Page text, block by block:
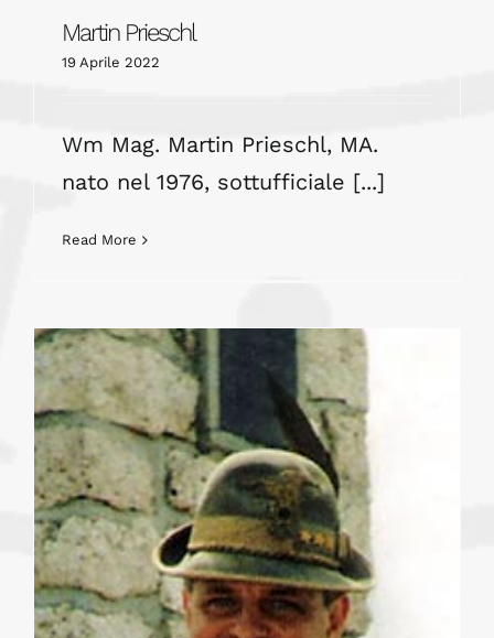
Martin Prieschl
19 Aprile 2022
Wm Mag. Martin Prieschl, MA.
nato nel 1976, sottufficiale [...]
Read More